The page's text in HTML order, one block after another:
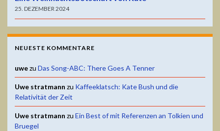
25. DEZEMBER 2024
NEUESTE KOMMENTARE
uwezu Das Song-ABC: There Goes A Tenner
Uwe stratmann zu Kaffeeklatsch: Kate Bush und die
Relativität der Zeit
Uwe stratmann zu Ein Best of mit Referenzen an Tolkien und
Bruegel